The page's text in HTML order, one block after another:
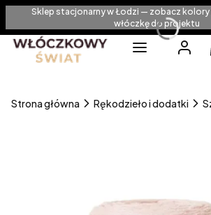
Sklep stacjonarny w Łodzi — zobacz kolory
włóczkę do projektu
Menu
Strona główna Rękodzieło i dodatki